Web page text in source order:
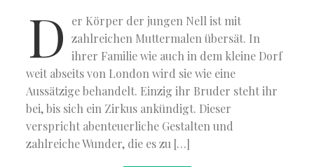
D
er Körper der jungen Nell ist mit
zahlreichen Muttermalen übersät. In
ihrer Familie wie auch in dem kleine Dorf
weit abseits von London wird sie wie eine
Aussätzige behandelt. Einzig ihr Bruder steht ihr
bei, bis sich ein Zirkus ankündigt. Dieser
verspricht abenteuerliche Gestalten und
zahlreiche Wunder, die es zu […]